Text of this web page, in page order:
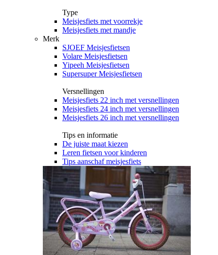
Type
Meisjesfiets met voorrekje
Meisjesfiets met mandje
Merk
SJOEF Meisjesfietsen
Volare Meisjesfietsen
Yipeeh Meisjesfietsen
Supersuper Meisjesfietsen
Versnellingen
Meisjesfiets 22 inch met versnellingen
Meisjesfiets 24 inch met versnellingen
Meisjesfiets 26 inch met versnellingen
Tips en informatie
De juiste maat kiezen
Leren fietsen voor kinderen
Tips aanschaf meisjesfiets